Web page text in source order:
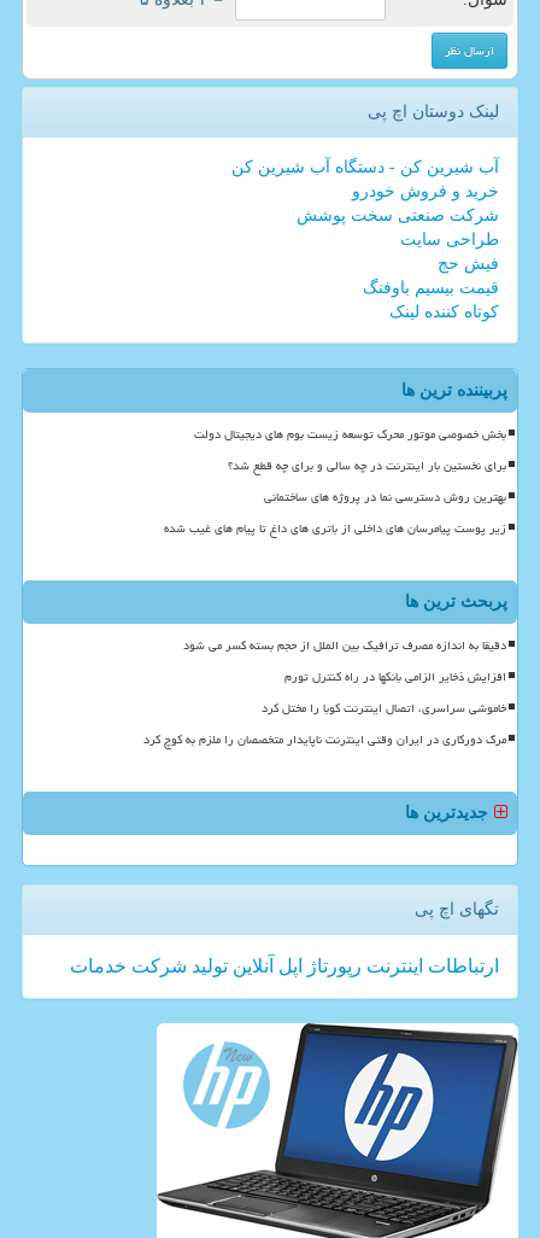
لینک دوستان اچ پی
آب شیرین کن - دستگاه آب شیرین کن
خرید و فروش خودرو
شرکت صنعتی سخت پوشش
طراحی سایت
فیش حج
قیمت بیسیم باوفنگ
کوتاه کننده لینک
پربیننده ترین ها
بخش خصوصی موتور محرک توسعه زیست بوم های دیجیتال دولت
برای نخستین بار اینترنت در چه سالی و برای چه قطع شد؟
بهترین روش دسترسی نما در پروژه های ساختمانی
زیر پوست پیامرسان های داخلی از باتری های داغ تا پیام های غیب شده
پربحث ترین ها
دقیقا به اندازه مصرف ترافیک بین الملل از حجم بسته کسر می شود
افزایش ذخایر الزامی بانکها در راه کنترل تورم
خاموشی سراسری، اتصال اینترنت کوبا را مختل کرد
مرگ دورکاری در ایران وقتی اینترنت ناپایدار متخصصان را ملزم به کوچ کرد
جدیدترین ها
تگهای اچ پی
ارتباطات اینترنت رپورتاژ اپل آنلاین تولید شركت خدمات